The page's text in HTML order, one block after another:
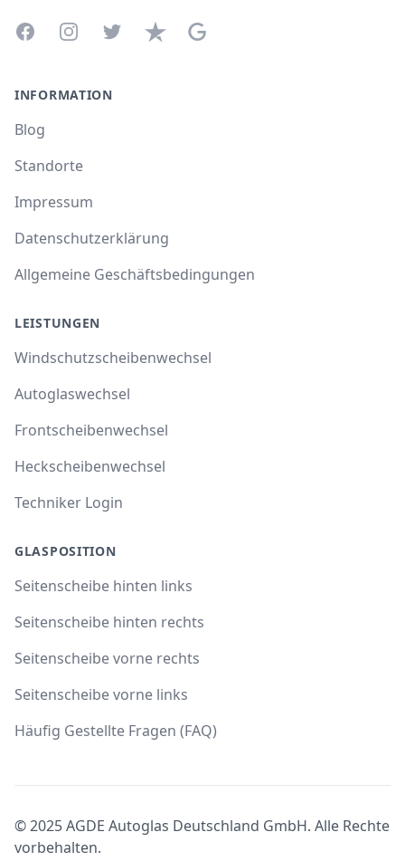
FacebookInstagramTwitterTrustpilotGoogle Business Profile
INFORMATION
Blog
Standorte
Impressum
Datenschutzerklärung
Allgemeine Geschäftsbedingungen
LEISTUNGEN
Windschutzscheibenwechsel
Autoglaswechsel
Frontscheibenwechsel
Heckscheibenwechsel
Techniker Login
GLASPOSITION
Seitenscheibe hinten links
Seitenscheibe hinten rechts
Seitenscheibe vorne rechts
Seitenscheibe vorne links
Häufig Gestellte Fragen (FAQ)
© 2025 AGDE Autoglas Deutschland GmbH. Alle Rechte
vorbehalten.